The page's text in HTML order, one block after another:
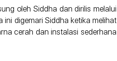
oleh Siddha dan dirilis melalui
ini digemari Siddha ketika melihat
cerah dan instalasi sederhana